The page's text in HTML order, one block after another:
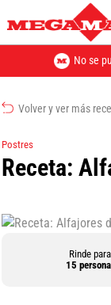
No se
Volver y ver más
Postres
Receta:
Rinde
15